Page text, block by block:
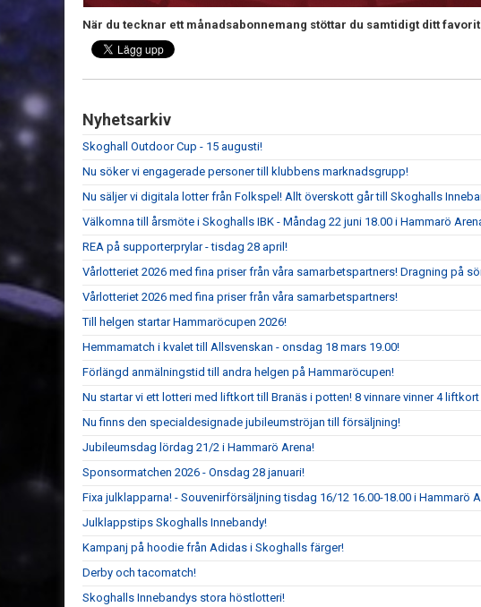
När du tecknar ett månadsabonnemang stöttar du samtidigt ditt
Nyhetsarkiv
Skoghall Outdoor Cup - 15 augusti!
Nu söker vi engagerade personer till klubbens marknadsgrupp!
Nu säljer vi digitala lotter från Folkspel! Allt överskott går till Skoghalls
Välkomna till årsmöte i Skoghalls IBK - Måndag 22 juni 18.00 i Hammarö
REA på supporterprylar - tisdag 28 april!
Vårlotteriet 2026 med fina priser från våra samarbetspartners! Dragning på
Vårlotteriet 2026 med fina priser från våra samarbetspartners!
Till helgen startar Hammaröcupen 2026!
Hemmamatch i kvalet till Allsvenskan - onsdag 18 mars 19.00!
Förlängd anmälningstid till andra helgen på Hammaröcupen!
Nu startar vi ett lotteri med liftkort till Branäs i potten! 8 vinnare vinner 4 liftkort
Nu finns den specialdesignade jubileumströjan till försäljning!
Jubileumsdag lördag 21/2 i Hammarö Arena!
Sponsormatchen 2026 - Onsdag 28 januari!
Fixa julklapparna! - Souvenirförsäljning tisdag 16/12 16.00-18.00 i Hammarö
Julklappstips Skoghalls Innebandy!
Kampanj på hoodie från Adidas i Skoghalls färger!
Derby och tacomatch!
Skoghalls Innebandys stora höstlotteri!